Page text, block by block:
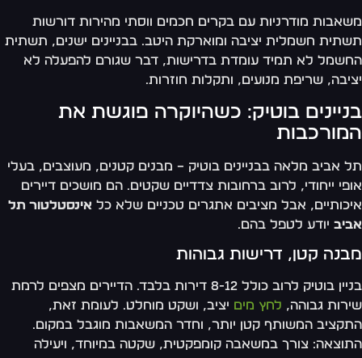
מודרניות עם בקרים חכמים ווסתי מהירות דורשות
חשמלית יציבה ומוארקת היטב. בבניינים ישנים, תשתית
לא תמיד עומדת בדרישות, דבר שגורם להפעלה לא
שריפת מנועים, ותקלות חוזרות.
בוטיק: כשהיוקרה פוגשת את
אביב מלאה בבניינים בוטיק – מבנים קטנים, מעוצבים, בעלי
ייחודי, לרוב ברחובות צדדיים שקטים. הם מושכים דיירים
אבל מציבים אתגרים טכניים שלא כלאינסטלטור תל
יודע לטפל בהם.
קטן, דרישות גבוהות
בניין בוטיק לרוב כולל 8-12 דירות בלבד. הדיירים מצפים לרמת
גבוהה,לחץ מיםיציב, ושקט מוחלט. לעומת זאת,
המשותף קטן יותר, וחדר המשאבות מוגבל במקום.
צורך במשאבה קומפקטית, שקטה במיוחד, ויעילה